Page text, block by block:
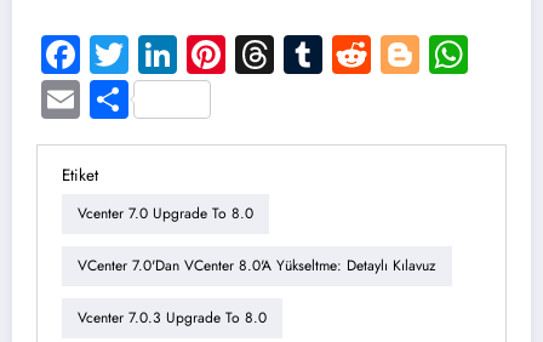
Facebook
TwitterLinkedIn
Pinterest
Threads
Tumblr
Reddit
EmailShare
Etiket
Vcenter 7.0 Upgrade To 8.0
VCenter 7.0'dan VCenter 8.0'a Yükseltme: Detaylı Kılavuz
Vcenter 7.0.3 Upgrade To 8.0